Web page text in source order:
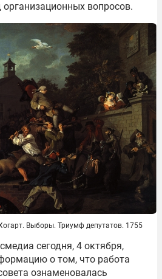
вопросов.
Выборы. Триумф депутатов. 1755
сегодня, 4 октября,
о том, что работа
ознаменовалась